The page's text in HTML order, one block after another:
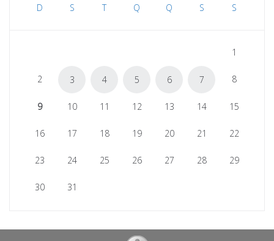
D S T Q Q S S
1
2 3 4 5 6 7 8
9 10 11 12 13 14 15
16 17 18 19 20 21 22
23 24 25 26 27 28 29
30 31